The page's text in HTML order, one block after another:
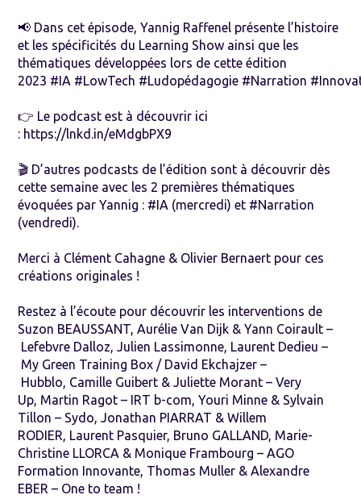
📢 Dans cet épisode,Yannig Raffenel présente l’histoire
et les spécificités du Learning Show ainsi que les
thématiques développées lors de cette édition
2023 #IA #LowTech #Ludopédagogie #Narration
👉 Le podcast est à découvrir ici
: https://lnkd.in/eMdgbPX9
🎬 D’autres podcasts de l’édition sont à découvrir dès
cette semaine avec les 2 premières thématiques
évoquées par Yannig : #IA (mercredi) et #Narration
(vendredi).
Merci à Clément Cahagne & Olivier Bernaert pour ces
créations originales !
Restez à l’écoute pour découvrir les interventions de
Suzon BEAUSSANT,Aurélie Van Dijk &Yann Coirault –
Lefebvre Dalloz,Julien Lassimonne, Laurent Dedieu –
My Green Training Box / David Ekchajzer –
Hubblo, Camille Guibert &Juliette Morant –Very
Up, Martin Ragot – IRT b-com,Youri Minne & Sylvain
Tillon – Sydo,Jonathan PIARRAT &Willem
RODIER, Laurent Pasquier, Bruno GALLAND, Marie-
Christine LLORCA & Monique Frambourg –AGO
Formation Innovante, Thomas Muller &Alexandre
EBER – One to team !